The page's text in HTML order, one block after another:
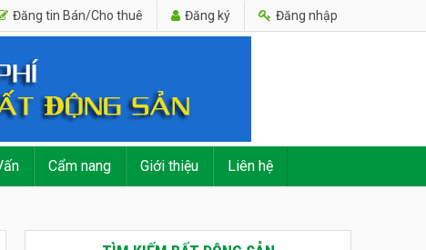
Đăng tin Bán/Cho thuê Đăng ký Đăng nhập
Cẩm nang Giới thiệu Liên hệ